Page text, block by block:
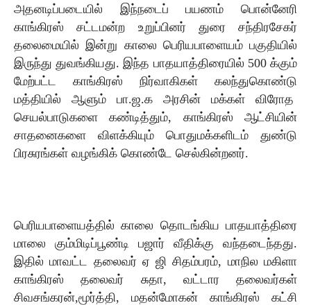
அதனடிப்படையில் இந்நடைப் பயணம் பொன்னேரி
காங்கிரஸ் சட்டமன்ற உறுப்பினர் துரை சந்திரசேகர்
தலைமையில் இன்று காலை பெரியபாளையம் பகுதியில்
இருந்து துவங்கியது. இந்த பாதயாத்திரையில் 500 க்கும்
மேற்பட்ட காங்கிரஸ் நிர்வாகிகள் கலந்துகொண்டு
மத்தியில் ஆளும் பா.ஜ.க அரசின் மக்கள் விரோத
செயல்பாடுகளை கண்டித்தும், காங்கிரஸ் ஆட்சியின்
சாதனைகளை விளக்கியும் பொதுமக்களிடம் துண்டு
பிரசுரங்கள் வழங்கிக் கொண்டே செல்கின்றனர்.
பெரியபாளையத்தில் காலை தொடங்கிய பாதயாத்திரை
மாலை கும்மிடிப்பூண்டி பஜார் வீதிக்கு வந்தடைந்தது.
இதில் மாவட்ட தலைவர் ஏ ஜி சிதம்பரம், மாநில மகிளா
காங்கிரஸ் தலைவர் சுதா, வட்டார தலைவர்கள்
சிவசங்கரன்,மூர்த்தி, மதன்மோகன் காங்கிரஸ் கட்சி